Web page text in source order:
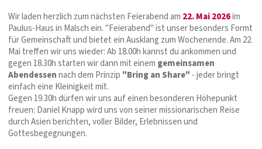
Wir laden herzlich zum nächsten Feierabend am 22. Mai 2026im
Paulus-Haus in Malsch ein. "Feierabend" ist unser besonders Formt
für Gemeinschaft und bietet ein Ausklang zum Wochenende. Am 22.
Mai treffen wir uns wieder: Ab 18.00h kannst du ankommen und
gegen 18.30h starten wir dann mit einem gemeinsamen
Abendessennach dem Prinzip "Bring an Share" - jeder bringt
einfach eine Kleinigkeit mit.
Gegen 19.30h dürfen wir uns auf einen besonderen Höhepunkt
freuen: Daniel Knapp wird uns von seiner missionarischen Reise
durch Asien berichten, voller Bilder, Erlebnissen und
Gottesbegegnungen.